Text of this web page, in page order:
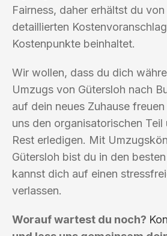
Fairness, daher erhältst du von
detaillierten
Kostenpunkte beinhaltet.
Wir wollen, dass du dich
Umzugs von Gütersloh nach
auf dein neues Zuhause
uns den organisatorischen Teil
Rest erledigen. Mit
Gütersloh bist du in den
kannst dich auf einen
verlassen.
Worauf wartest du noch?